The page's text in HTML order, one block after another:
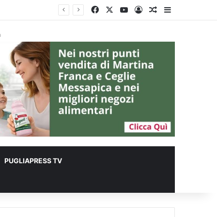
FacebookYou TubeAccediUn articolo a
PUGLIAPRESS TV